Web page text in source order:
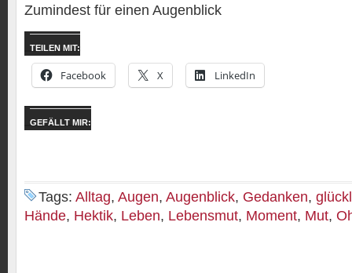
Zumindest für einen Augenblick
TEILEN MIT:
Facebook X LinkedIn
GEFÄLLT MIR:
Tags: Alltag, Augen, Augenblick, Gedanken,
Hände, Hektik, Leben, Lebensmut, Moment, Mut,